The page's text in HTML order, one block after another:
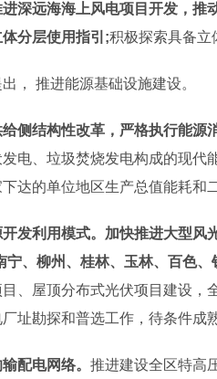
深远海海上风电项目开发，推
分层使用指引;积极探索具备立
出， 推进能源基础设施建设。
侧结构性改革，严格执行能源
电、垃圾焚烧发电构成的现代
达的单位地区生产总值能耗和
发利用模式。加快推进大型风
宁、柳州、桂林、玉林、百色、
、屋顶分布式光伏项目建设，
址勘探和普选工作，待条件成
配电网络。 推进建设全区特高